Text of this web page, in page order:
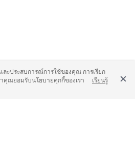
ละประสบการณ์การใช้ของคุณ การเรียก
คุณยอมรับนโยบายคุกกี้ของเรา
เรียนรู้